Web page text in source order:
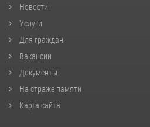
Новости
Услуги
Для граждан
Вакансии
Документы
На страже памяти
Карта сайта